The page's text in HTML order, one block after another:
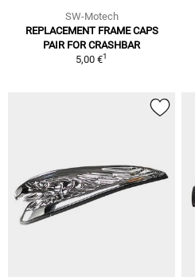
SW-Motech
REPLACEMENT FRAME CAPS
PAIR FOR CRASHBAR
5,00 €1